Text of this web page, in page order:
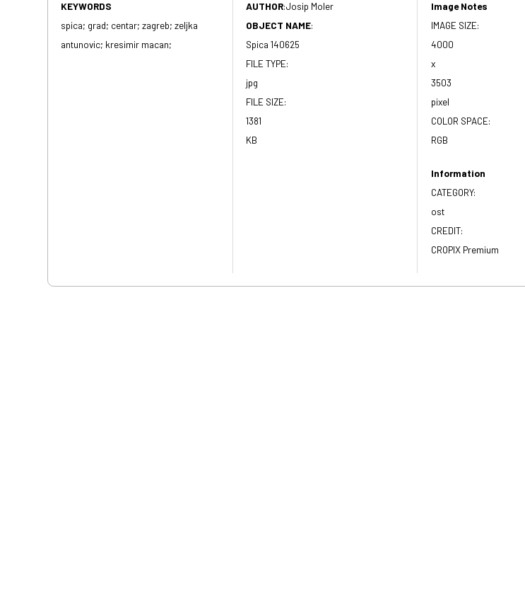
KEYWORDS
spica; grad; centar; zagreb; zeljka
antunovic; kresimir macan;
AUTHOR:Josip Moler
OBJECT NAME:
Spica 140625
FILE TYPE:
jpg
FILE SIZE:
1381
KB
Image Notes
IMAGE SIZE:
4000
x
3503
pixel
COLOR SPACE:
RGB
Information
CATEGORY:
ost
CREDIT:
CROPIX Premium